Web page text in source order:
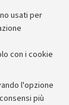
usati per
con i cookie
l'opzione
più